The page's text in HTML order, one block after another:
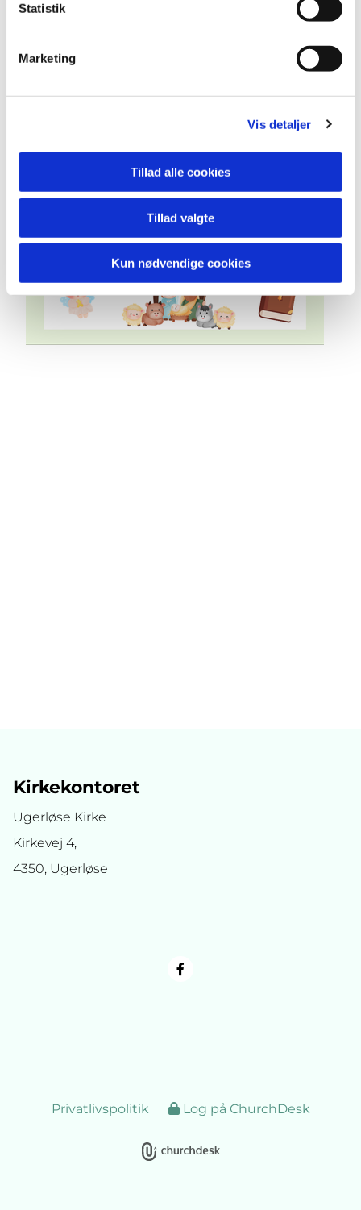
Statistik
Marketing
Vis detaljer
Tillad alle cookies
Tillad valgte
Kun nødvendige cookies
Kirkekontoret
Ugerløse Kirke
Kirkevej 4,
4350, Ugerløse
Privatlivspolitik Log på ChurchDesk